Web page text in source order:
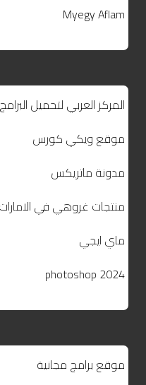
Myegy Aflam
المركز العربي لتحميل البرامج
موقع ويكي كورس
مدونة ماتريكس
منتجات غروهي في الامارات
ماي ايجي
photoshop 2024
موقع برامج مجانية